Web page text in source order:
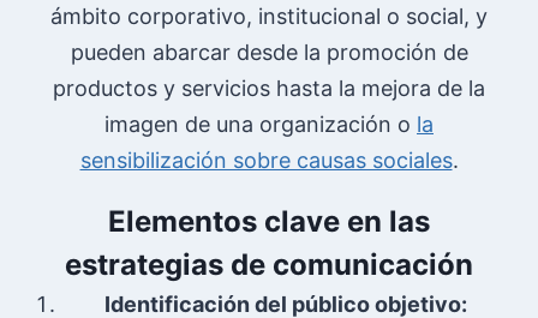
ámbito corporativo, institucional o social, y
pueden abarcar desde la promoción de
productos y servicios hasta la mejora de la
imagen de una organización o la
sensibilización sobre causas sociales.
Elementos clave en las
estrategias de comunicación
Identificación del público objetivo: